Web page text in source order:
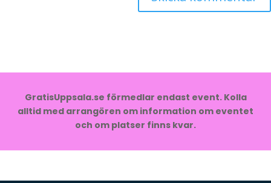
GratisUppsala.se förmedlar endast event. Kolla
alltid med arrangören om information om eventet
och om platser finns kvar.